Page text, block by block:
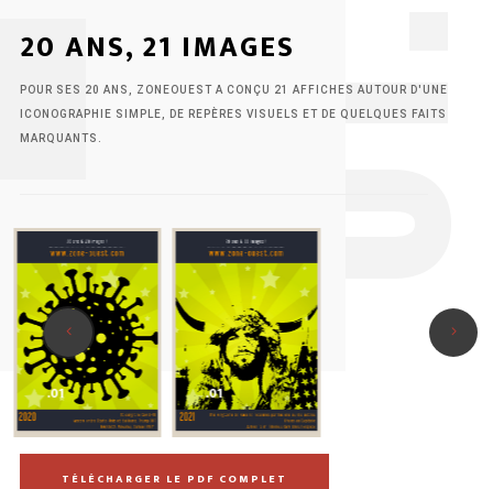
20 ANS, 21 IMAGES
POUR SES 20 ANS, ZONEOUEST A CONÇU 21 AFFICHES AUTOUR D'UNE
ICONOGRAPHIE SIMPLE, DE REPÈRES VISUELS ET DE QUELQUES FAITS
MARQUANTS.
.01 .01
TÉLÉCHARGER LE PDF COMPLET